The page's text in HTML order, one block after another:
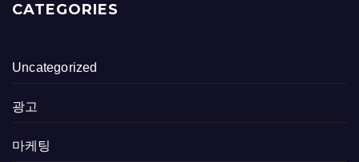
CATEGORIES
Uncategorized
광고
마케팅